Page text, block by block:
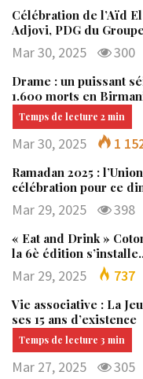
Célébration de l’Aïd
Adjovi, PDG du
Mar 30, 2025 300
Drame : un puissant
1.600 morts en
Mar 30, 2025 1
Ramadan 2025 :
célébration pour ce
Mar 29, 2025 398
« Eat and Drink »
la 6è édition
Mar 29, 2025 737
Vie associative : La
ses 15 ans d’existence
Mar 27, 2025 305